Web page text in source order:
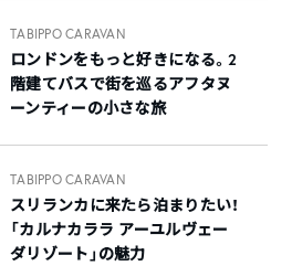
TABIPPO CARAVAN
ロンドンをもっと好きになる。2
階建てバスで街を巡るアフタヌ
ーンティーの小さな旅
TABIPPO CARAVAN
スリランカに来たら泊まりたい！
「カルナカララ アーユルヴェー
ダリゾート」の魅力